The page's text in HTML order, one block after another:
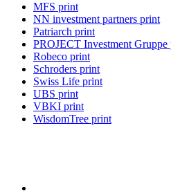
MFS print
NN investment partners print
Patriarch print
PROJECT Investment Gruppe
Robeco print
Schroders print
Swiss Life print
UBS print
VBKI print
WisdomTree print